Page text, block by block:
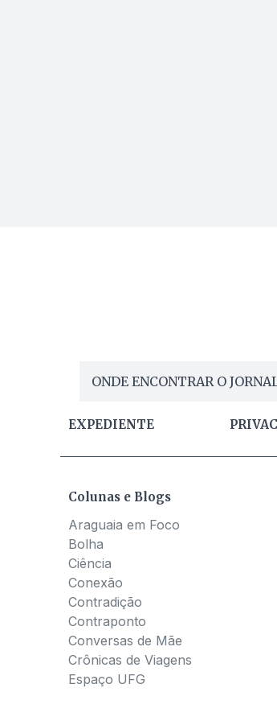
ONDE ENCONTRAR O
EXPEDIENTE
Colunas e Blogs
Araguaia em Foco
Bolha
Ciência
Conexão
Contradição
Contraponto
Conversas de Mãe
Crônicas de Viagens
Espaço UFG